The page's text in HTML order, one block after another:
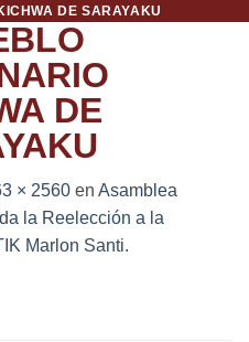
DE SARAYAKU
× 2560 en Asamblea
la Reelección a la
Marlon Santi.